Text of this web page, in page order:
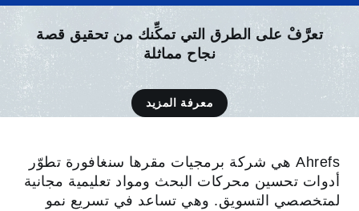
‎‎تعرَّفْ على الطرق التي تمكِّنك من تحقيق قصة
نجاح مماثلة
معرفة المزيد
Ahrefs هي شركة برمجيات مقرها سنغافورة تطوّر
أدوات تحسين محركات البحث ومواد تعليمية مجانية
لمتخصصي التسويق. وهي تساعد في تسريع نمو